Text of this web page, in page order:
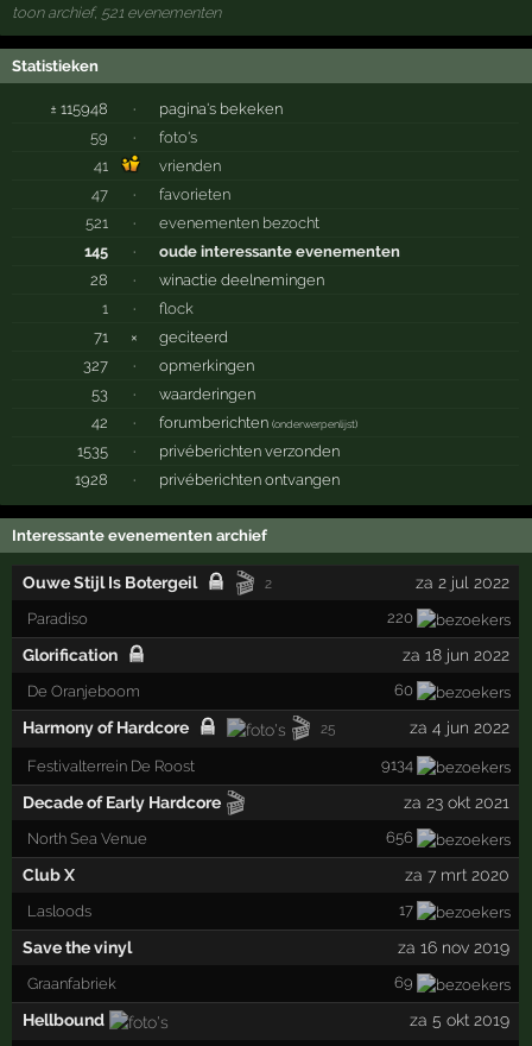
toon archief, 521 evenementen
Statistieken
± 115948 ·
pagina's bekeken
59
·
foto's
41
vrienden
47
·
favorieten
521
·
evenementen bezocht
145
·
oude interessante evenementen
28
·
winactie deelnemingen
1
·
flock
71
×
geciteerd
327
·
opmerkingen
53
·
waarderingen
42
· forumberichten(onderwerpenlijst)
1535 ·
privéberichten verzonden
1928
· privéberichten ontvangen
Interessante evenementen archief
Ouwe Stijl Is Botergeil 🎬 2 za 2 jul 2022
Paradiso 220
Glorification za 18 jun 2022
De Oranjeboom 60
Harmony of Hardcore 🎬 25 za 4 jun 2022
Festivalterrein De Roost 9134
Decade of Early Hardcore 🎬 za 23 okt 2021
North Sea Venue 656
Club X za 7 mrt 2020
Lasloods 17
Save the vinyl za 16 nov 2019
Graanfabriek 69
Hellbound za 5 okt 2019